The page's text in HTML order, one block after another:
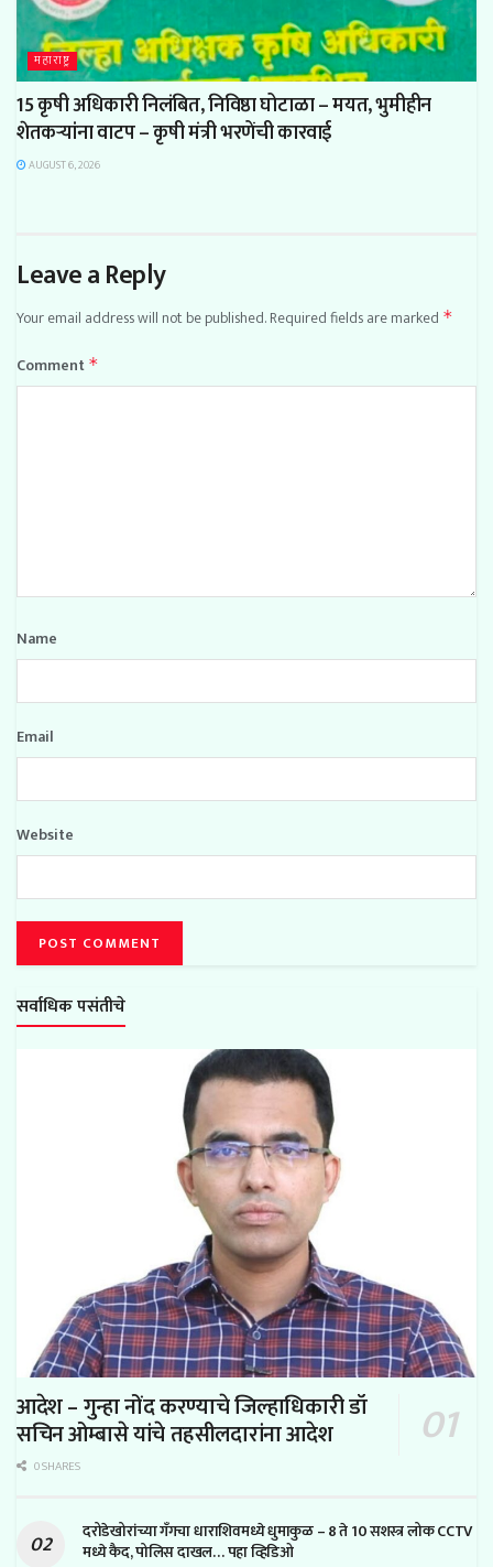
महाराष्ट्र
15 कृषी अधिकारी निलंबित, निविष्ठा घोटाळा – मयत, भुमीहीन
शेतकऱ्यांना वाटप – कृषी मंत्री भरणेंची कारवाई
AUGUST 6, 2026
Leave a Reply
Your email address will not be published.Required fields are marked *
Comment *
Name
Email
Website
सर्वाधिक पसंतीचे
आदेश – गुन्हा नोंद करण्याचे जिल्हाधिकारी डॉ
सचिन ओम्बासे यांचे तहसीलदारांना आदेश
0 SHARES
दरोडेखोरांच्या गँगचा धाराशिवमध्ये धुमाकुळ – 8 ते 10 सशस्त्र लोक CCTV
मध्ये कैद, पोलिस दाखल… पहा व्हिडिओ